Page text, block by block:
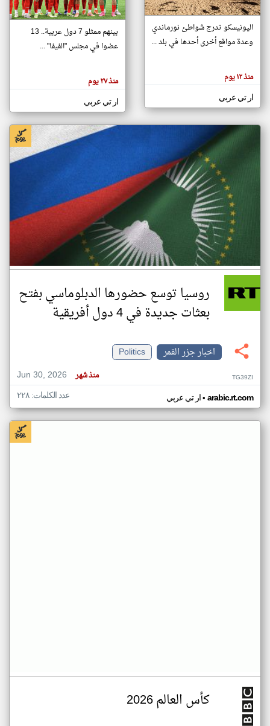
تغيير الدولة
اخبار جزر القمر على مدار الساعة
أهم اخبار جزر القمر العاجلة والمباشرة
هنا عن
وجهة
كاتبيها.
اليونيسكو تدرج شواطئ نورماندي
وعدة مواقع أخرى أحدها في بلد ...
منذ ١٢ يوم
ار تي عربي
بينهم ممثلو 7 دول عربية.. 13
عضوا في مجلس "الفيفا" ...
منذ ٢٧ يوم
ار تي عربي
روسيا توسع حضورها الدبلوماسي بفتح
بعثات جديدة في 4 دول أفريقية
اخبار جزر القمر
Politics
Jun 30, 2026
منذ شهر TG39ZI
ار تي عربي• arabic.rt.com عدد الكلمات: ٢٢٨
كأس العالم 2026
klyoum.com